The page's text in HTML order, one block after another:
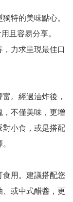
特的美味點心。
且容易分享。
力求呈現最佳口
。經過油炸後，
，不僅美味，更增
對小食，或是搭配
用。建議搭配您
或中式醋醬，更